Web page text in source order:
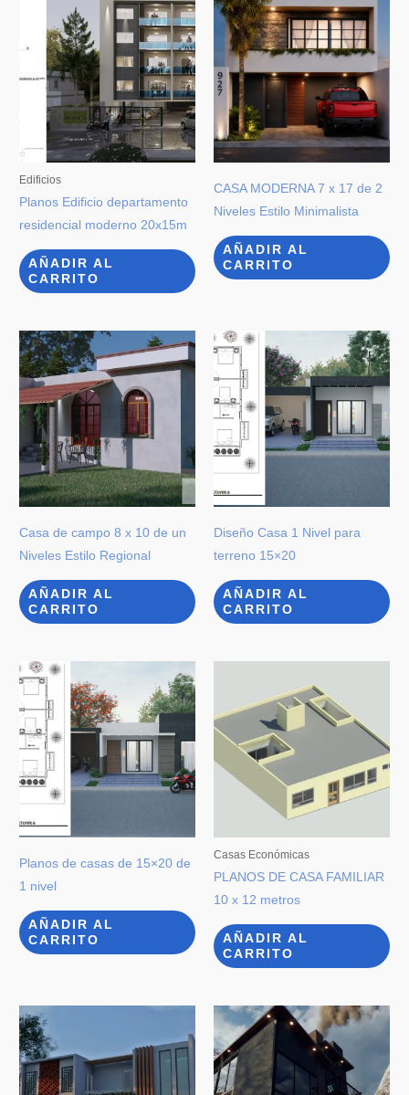
Edificios
Planos Edificio departamento
residencial moderno 20x15m
AÑADIR AL
CARRITO
CASA MODERNA 7 x 17 de 2
Niveles Estilo Minimalista
AÑADIR AL
CARRITO
Casa de campo 8 x 10 de un
Niveles Estilo Regional
AÑADIR AL
CARRITO
Diseño Casa 1 Nivel para
terreno 15×20
AÑADIR AL
CARRITO
Planos de casas de 15×20 de
1 nivel
AÑADIR AL
CARRITO
Casas Económicas
PLANOS DE CASA FAMILIAR
10 x 12 metros
AÑADIR AL
CARRITO